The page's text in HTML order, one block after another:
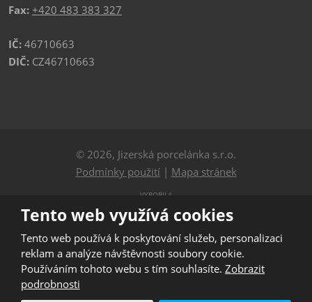
Fax: +420 483 383 327
IČ: 46710663
DIČ: CZ46710663
© 2026, Jizerská porcelánka s.r.o.
Podmínky použití | Mapa stránek
VYROBILA
Tento web je chráněn pomocí Google ReCAPTCHA a platí
pro něj
zásady ochrany osobních údajů
společnosti Google.
Tento web využívá cookies
Tento web používá k poskytování služeb, personalizaci
reklam a analýze návštěvnosti soubory cookie.
Používáním tohoto webu s tím souhlasíte. Zobrazit
podrobnosti